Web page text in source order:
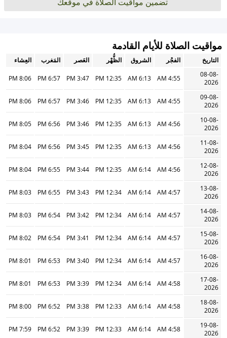
مواقيت الصلاة للأيام القادمة
التاريخ الفجْر الشروق الظُّهْر العَصر المَغرب
العِشاء
08-08-
2026
4:55 AM
6:13 AM
12:35 PM
3:47 PM
6:57 PM
8:06 PM
09-08-
2026
4:55 AM
6:13 AM
12:35 PM
3:46 PM
6:57 PM
8:06 PM
10-08-
2026
4:56 AM
6:13 AM
12:35 PM
3:46 PM
6:56 PM
8:05 PM
11-08-
2026
4:56 AM
6:13 AM
12:35 PM
3:45 PM
6:56 PM
8:04 PM
12-08-
2026
4:56 AM
6:14 AM
12:35 PM
3:44 PM
6:55 PM
8:04 PM
13-08-
2026
4:57 AM
6:14 AM
12:34 PM
3:43 PM
6:55 PM
8:03 PM
14-08-
2026
4:57 AM
6:14 AM
12:34 PM
3:42 PM
6:54 PM
8:03 PM
15-08-
2026
4:57 AM
6:14 AM
12:34 PM
3:41 PM
6:54 PM
8:02 PM
16-08-
2026
4:57 AM
6:14 AM
12:34 PM
3:40 PM
6:53 PM
8:01 PM
17-08-
2026
4:58 AM
6:14 AM
12:34 PM
3:39 PM
6:53 PM
8:01 PM
18-08-
2026
4:58 AM
6:14 AM
12:33 PM
3:38 PM
6:52 PM
8:00 PM
19-08-
2026
4:58 AM
6:14 AM
12:33 PM
3:39 PM
6:52 PM
7:59 PM